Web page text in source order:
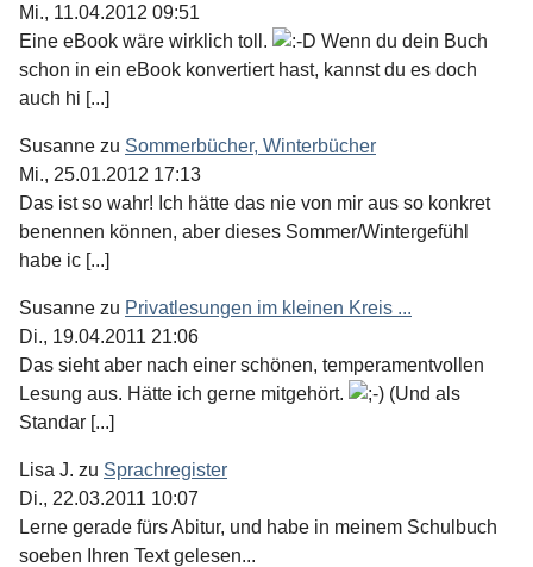
Mi., 11.04.2012 09:51
Eine eBook wäre wirklich toll.
Wenn du dein Buch
schon in ein eBook konvertiert hast, kannst du es doch
auch hi [...]
Susanne zu Sommerbücher, Winterbücher
Mi., 25.01.2012 17:13
Das ist so wahr! Ich hätte das nie von mir aus so konkret
benennen können, aber dieses Sommer/Wintergefühl
habe ic [...]
Susanne zu Privatlesungen im kleinen Kreis ...
Di., 19.04.2011 21:06
Das sieht aber nach einer schönen, temperamentvollen
Lesung aus. Hätte ich gerne mitgehört.
(Und als
Standar [...]
Lisa J. zu Sprachregister
Di., 22.03.2011 10:07
Lerne gerade fürs Abitur, und habe in meinem Schulbuch
soeben Ihren Text gelesen...